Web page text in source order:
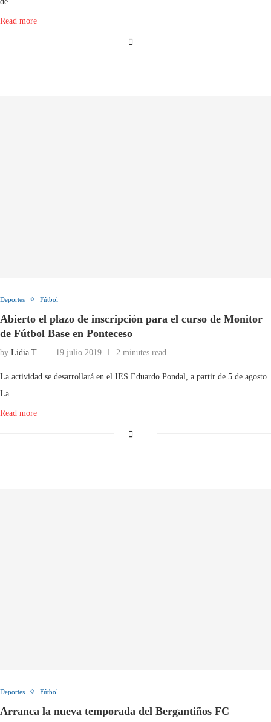
Read more
Deportes Fútbol
Abierto el plazo de inscripción para el curso de Monitor
de Fútbol Base en Ponteceso
by Lidia T. 19 julio 2019 2 minutes read
La actividad se desarrollará en el IES Eduardo Pondal, a partir de 5 de agosto
La …
Read more
Deportes Fútbol
Arranca la nueva temporada del Bergantiños FC